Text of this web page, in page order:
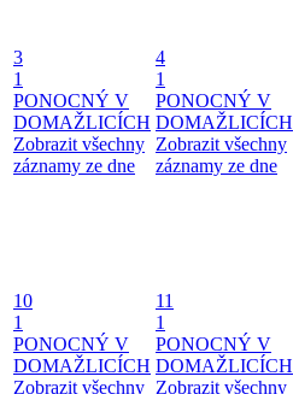
3
1
PONOCNÝ V
DOMAŽLICÍCH
Zobrazit všechny
záznamy ze dne
4
1
PONOCNÝ V
DOMAŽLICÍCH
Zobrazit všechny
záznamy ze dne
10
1
PONOCNÝ V
DOMAŽLICÍCH
Zobrazit všechny
11
1
PONOCNÝ V
DOMAŽLICÍCH
Zobrazit všechny